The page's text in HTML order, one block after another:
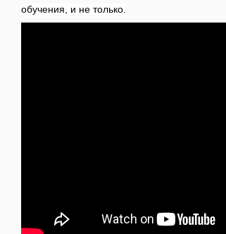
обучения, и не только.